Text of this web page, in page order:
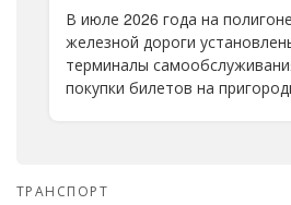
В июле 2026 года на
железной дороги
терминалы
покупки билетов на
ТРАНСПОРТ